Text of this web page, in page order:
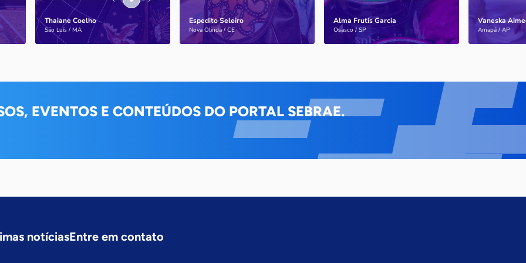
Thaiane Coelho
São Luís / MA
Saiba mais
Espedito Seleiro
Nova Olinda / CE
Saiba mais
Alma Frutis Garcia
Osasco / SP
Saiba mais
Vaneska
Amapá / AP
Saiba mais
EVENTOS E CONTEÚDOS DO PORTAL SEBRAE.
notíciasEntre em contato